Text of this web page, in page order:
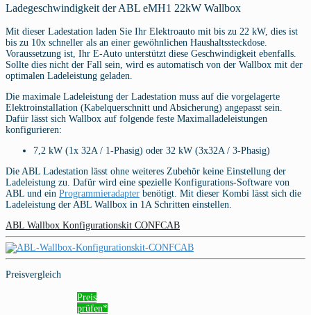
Ladegeschwindigkeit der ABL eMH1 22kW Wallbox
Mit dieser Ladestation laden Sie Ihr Elektroauto mit bis zu 22 kW, dies ist
bis zu 10x schneller als an einer gewöhnlichen Haushaltssteckdose.
Voraussetzung ist, Ihr E-Auto unterstützt diese Geschwindigkeit ebenfalls.
Sollte dies nicht der Fall sein, wird es automatisch von der Wallbox mit der
optimalen Ladeleistung geladen.
Die maximale Ladeleistung der Ladestation muss auf die vorgelagerte
Elektroinstallation (Kabelquerschnitt und Absicherung) angepasst sein.
Dafür lässt sich Wallbox auf folgende feste Maximalladeleistungen
konfigurieren:
7,2 kW (1x 32A / 1-Phasig) oder 32 kW (3x32A / 3-Phasig)
Die ABL Ladestation lässt ohne weiteres Zubehör keine Einstellung der
Ladeleistung zu. Dafür wird eine spezielle Konfigurations-Software von
ABL und ein Programmieradapter benötigt. Mit dieser Kombi lässt sich die
Ladeleistung der ABL Wallbox in 1A Schritten einstellen.
ABL Wallbox Konfigurationskit CONFCAB
Preisvergleich
Preis
prüfen*